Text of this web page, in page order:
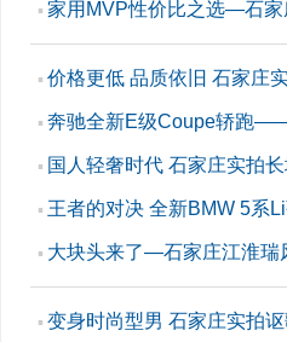
▪ 家用MVP性价比之选—石家
▪ 价格更低 品质依旧 石家庄
▪ 奔驰全新E级Coupe轿跑
▪ 国人轻奢时代 石家庄实拍
▪ 王者的对决 全新BMW 5系
▪ 大块头来了—石家庄江淮瑞
▪ 变身时尚型男 石家庄实拍